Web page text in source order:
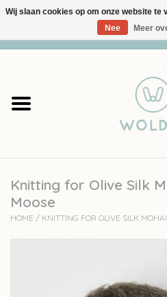
Garens
Accessoires
workshops
Knitting for Olive Silk
Moose
HOME / KNITTING FOR OLIVE SILK
Wij slaan cookies op om onze website te
Nee
Meer